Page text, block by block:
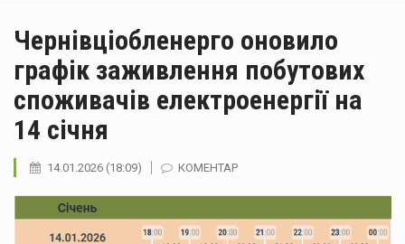
Чернівціобленерго оновило
графік заживлення побутових
споживачів електроенергії на
14 січня
14.01.2026 (18:09) КОМЕНТАР